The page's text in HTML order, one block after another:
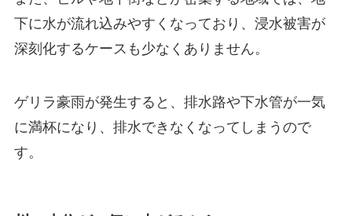
下に水が流れ込みやすくなっており、浸水被害が
深刻化するケースも少なくありません。
ゲリラ豪雨が発生すると、排水路や下水管が一気
に満杯になり、排水できなくなってしまうので
す。